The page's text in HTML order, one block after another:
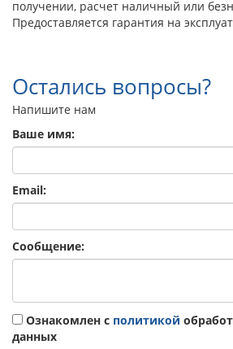
получении, расчет наличный или
Предоставляется гарантия на
Остались вопросы?
Напишите нам
Ваше имя:
Email:
Сообщение:
Ознакомлен с политикой
данных